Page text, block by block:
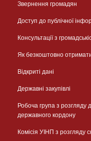
Звернення громадян
Доступ до публічної
Консультації з
Як безкоштовно
Відкриті дані
Державні закупівлі
Робоча група з розгляду
державного кордону
Комісія УІНП з розгляду